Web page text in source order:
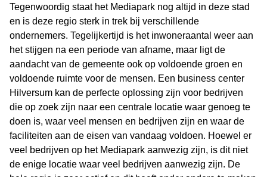
Tegenwoordig staat het Mediapark nog altijd in deze stad
en is deze regio sterk in trek bij verschillende
ondernemers. Tegelijkertijd is het inwoneraantal weer aan
het stijgen na een periode van afname, maar ligt de
aandacht van de gemeente ook op voldoende groen en
voldoende ruimte voor de mensen. Een business center
Hilversum kan de perfecte oplossing zijn voor bedrijven
die op zoek zijn naar een centrale locatie waar genoeg te
doen is, waar veel mensen en bedrijven zijn en waar de
faciliteiten aan de eisen van vandaag voldoen. Hoewel er
veel bedrijven op het Mediapark aanwezig zijn, is dit niet
de enige locatie waar veel bedrijven aanwezig zijn. De